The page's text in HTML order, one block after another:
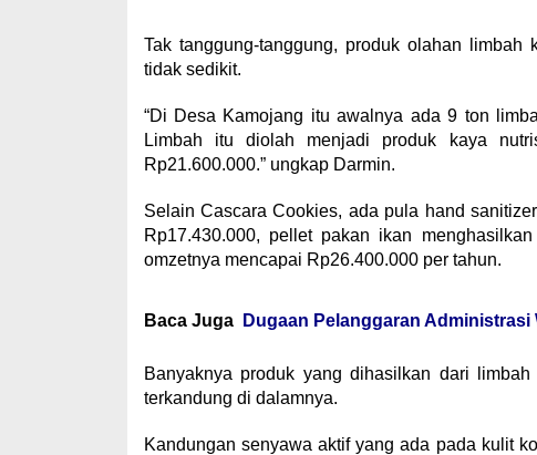
Tak tanggung-tanggung, produk olahan
tidak sedikit.
“Di Desa Kamojang itu awalnya ada 9 ton
Limbah itu diolah menjadi produk kaya
Rp21.600.000.” ungkap Darmin.
Selain Cascara Cookies, ada pula hand
Rp17.430.000, pellet pakan ikan
omzetnya mencapai Rp26.400.000 per tahun.
Baca Juga Dugaan Pelanggaran Administrasi
Banyaknya produk yang dihasilkan dari
terkandung di dalamnya.
Kandungan senyawa aktif yang ada pada kulit